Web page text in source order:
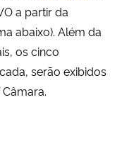
a partir da
abaixo). Além da
os cinco
serão exibidos